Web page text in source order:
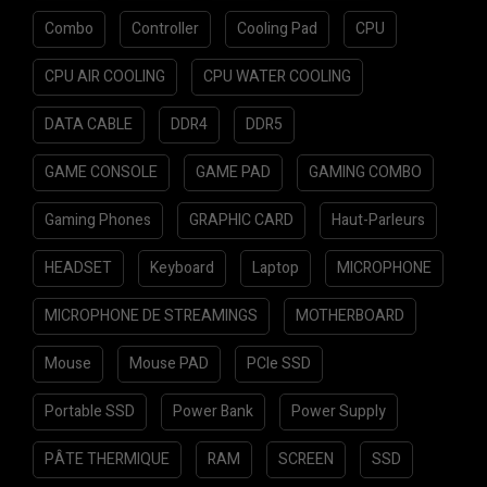
Combo Controller Cooling Pad CPU
CPU AIR COOLING CPU WATER COOLING
DATA CABLE DDR4 DDR5
GAME CONSOLE GAME PAD GAMING COMBO
Gaming Phones GRAPHIC CARD Haut-Parleurs
HEADSET Keyboard Laptop MICROPHONE
MICROPHONE DE STREAMINGS MOTHERBOARD
Mouse Mouse PAD PCIe SSD
Portable SSD Power Bank Power Supply
PÂTE THERMIQUE RAM SCREEN SSD